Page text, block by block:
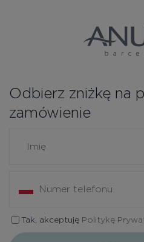
Odbierz zniżkę na
zamówienie
Tak, akceptuję Politykę